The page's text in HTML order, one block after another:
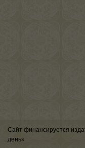
Сайт финансируется
день»